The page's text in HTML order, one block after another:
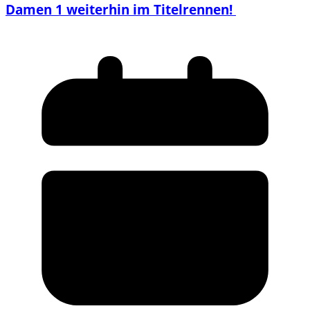
Damen 1 weiterhin im Titelrennen!